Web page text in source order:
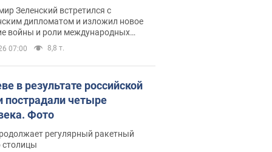
с Безсмертным
Зеленский встретился с
дипломатом и изложил новое
войны и роли международных
в борьбе с Россией
07:00 8,8 т.
в результате российской
пострадали четыре
Фото
регулярный ракетный
столицы